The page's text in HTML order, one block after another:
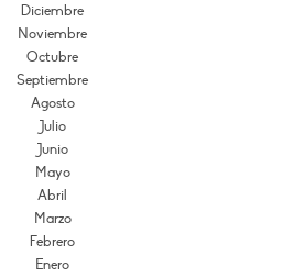
Diciembre
Noviembre
Octubre
Septiembre
Agosto
Julio
Junio
Mayo
Abril
Marzo
Febrero
Enero